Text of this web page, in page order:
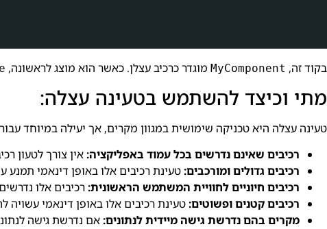
בקוד זה, MyComponent מוגדר כרכיב עצלן. כאשר הוא מוצג לראשונה,
מתי וכיצד להשתמש בטעינה עצלה:
טעינה עצלה היא טכניקה שימושית במגוון מקרים, אך יעילה במיוחד
רכיבים שאינם נדרשים בכל עמוד באפליקציה:אין צורך לטעון
רכיבים גדולים ומורכבים:טעינת רכיבים אלו באופן דינאמי
רכיבים חיוניים לחוויית המשתמש הראשונית:רכיבים אלו
רכיבים קטנים ופשוטים:טעינת רכיבים אלו באופן דינאמי
מקרים בהם נדרשת גישה מיידית לנתונים:אם נדרשת גישה